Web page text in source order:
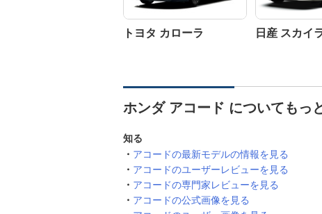
トヨタ カローラ 日産 スカイ
ホンダ アコード についてもっ
知る
アコードの最新モデルの情報を見る
アコードのユーザーレビューを見る
アコードの専門家レビューを見る
アコードの公式画像を見る